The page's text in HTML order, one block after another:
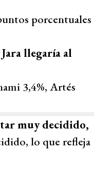
porcentuales
Jara llegaría al
3,4%, Artés
muy decidido,
lo que refleja